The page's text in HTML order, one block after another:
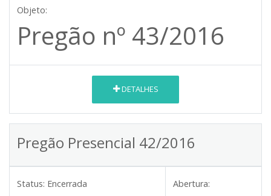
Objeto:
Pregão nº 43/2016
DETALHES
Pregão Presencial 42/2016
Status: Encerrada Abertura: